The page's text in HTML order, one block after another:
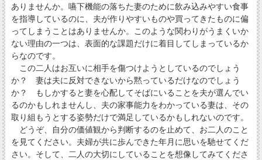
ありませんか。嚥下機能の落ちた妻のために飲み込みやすい食事
を指導しているのに、夫が作りやすいものや買ってきたものに偏
ってしまうことはありませんか。このような関わりがうまくいか
ない理由の一つは、表面的な課題だけに着目してしまっているか
らなのです。
この二人はお互いに相手を傷つけようとしているのでしょう
か？ 妻は夫に反対できないから黙っているだけなのでしょう
か？ もしかすると妻を心配してそばにいることを夫が選んでい
るのかもしれませんし、夫の家事能力をわかっている妻は、その
取り組もうとする姿勢だけで満足しているかもしれないのです。
どうぞ、自分の価値観から判断するのを止めて、お二人のこと
を見てください。夫婦が共に歩んできた年月に思いを馳せてくだ
さい。そして、二人の大切にしていることを想像してみてくださ